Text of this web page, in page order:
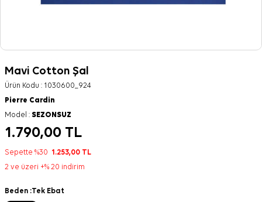
Mavi Cotton Şal
Ürün Kodu : 1030600_924
Pierre Cardin
Model : SEZONSUZ
1.790,00 TL
Sepette %30 1.253,00 TL
2 ve üzeri +% 20 indirim
Beden :Tek Ebat